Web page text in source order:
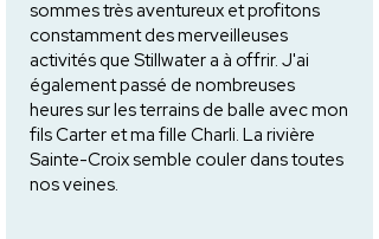
sommes très aventureux et profitons
constamment des merveilleuses
activités que Stillwater a à offrir. J'ai
également passé de nombreuses
heures sur les terrains de balle avec mon
fils Carter et ma fille Charli. La rivière
Sainte-Croix semble couler dans toutes
nos veines.